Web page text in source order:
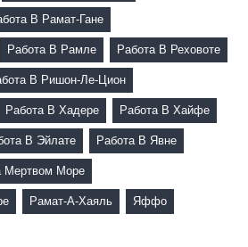
В Рамат-Гане
Работа В Рамле Работа В Реховоте
В Ришон-Ле-Цион
Работа В Хадере Работа В Хайфе
В Эйлате Работа В Явне
Мертвом Море
Рамат-А-Хаяль Яффо